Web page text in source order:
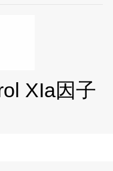
XIa因子